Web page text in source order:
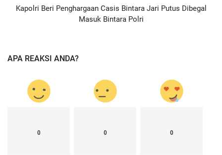
Kapolri Beri Penghargaan Casis Bintara Jari Putus Dibegal
Masuk Bintara Polri
APA REAKSI ANDA?
0 0 0